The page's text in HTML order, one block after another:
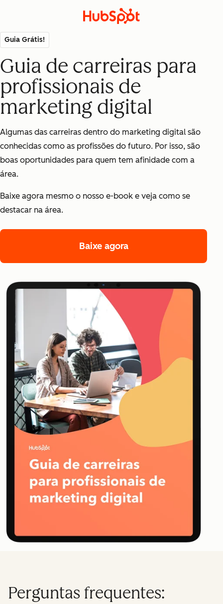
Guia Grátis!
Guia de carreiras para
profissionais de
marketing digital
Algumas das carreiras dentro do marketing digital são
conhecidas como as profissões do futuro. Por isso, são
boas oportunidades para quem tem afinidade com a
área.
Baixe agora mesmo o nosso e-book e veja como se
destacar na área.
Baixe agora
Perguntas frequentes: